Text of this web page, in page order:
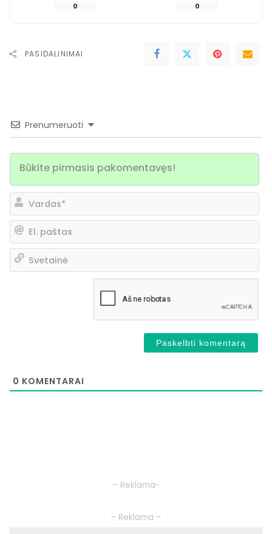
0 0
PASIDALINIMAI
Prenumeruoti
0 KOMENTARAI
– Reklama-
– Reklama –